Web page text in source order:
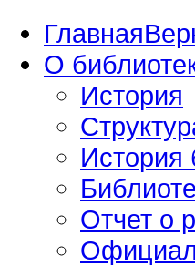
Главная
О
История
История
Отчет о